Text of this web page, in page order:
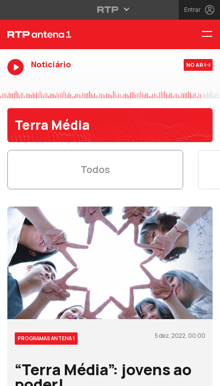
Entrar
Noticiário NO AR
Terra Média
Todos
PROGRAMAS ANTENA 1 5 dez, 2022, 00:00
“Terra Média”: jovens ao